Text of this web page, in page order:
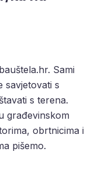
Sami
savjetovati s
s terena.
građevinskom
obrtnicima i
pišemo.